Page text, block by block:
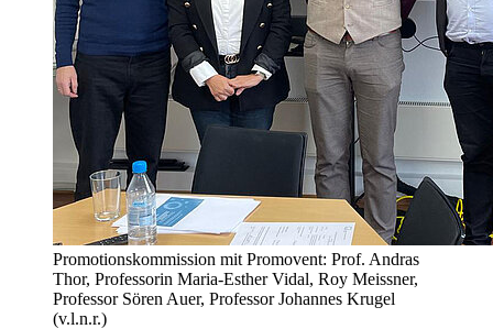
Promotionskommission mit Promovent: Prof. Andras
Thor, Professorin Maria-Esther Vidal, Roy Meissner,
Professor Sören Auer, Professor Johannes Krugel
(v.l.n.r.)